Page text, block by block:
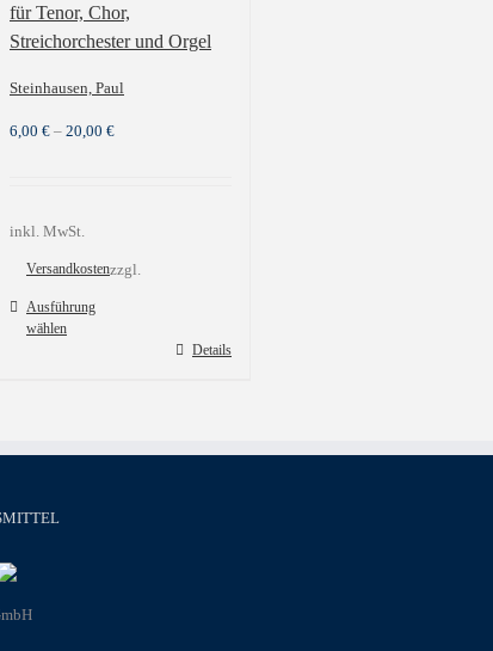
für Tenor, Chor,
Streichorchester und Orgel
Steinhausen, Paul
6,00 € – 20,00 €
inkl. MwSt.
zzgl.
Versandkosten
Ausführung
wählen
Optionen
der
gewählt
Details